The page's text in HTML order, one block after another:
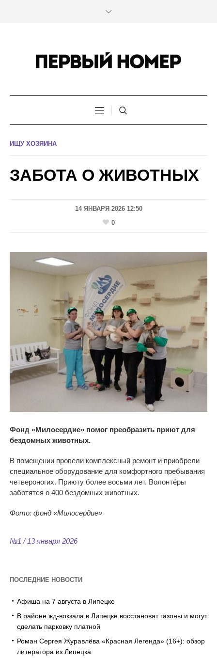
ИЩУ ХОЗЯИНА
ЗАБОТА О ЖИВОТНЫХ
14 ЯНВАРЯ 2026 12:50
0
Фонд «Милосердие» помог преобразить приют для
бездомных животных.
В помещении провели комплексный ремонт и приобрели
специальное оборудование для комфортного пребывания
четвероногих. Приюту более восьми лет. Волонтёры
заботятся о 400 бездомных животных.
Фото: фонд «Милосердие»
№1 / 13 января 2026
ПОСЛЕДНИЕ НОВОСТИ
Афиша на 7 августа в Липецке
В районе жд-вокзала в Липецке восстановят газоны и могут
сделать парковку платной
Роман Сергея Журавлёва «Красная Легенда» (16+): обзор
литератора из Липецка